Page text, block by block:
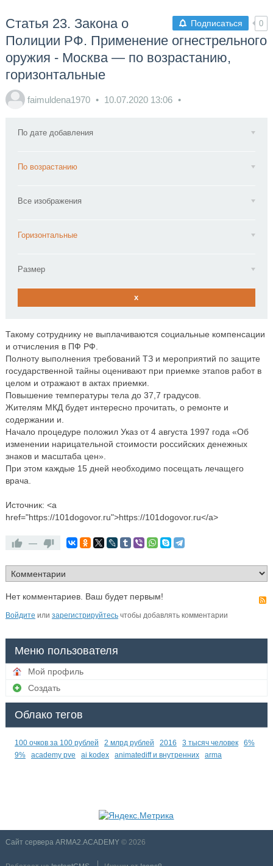
Подписаться 0
Статья 23. Закона о
Полиции РФ. Применение огнестрельного
оружия - Москва — по возрастанию,
горизонтальные
faimuldena1970 10.07.2020 13:06
По дате добавления
По возрастанию
Все изображения
Горизонтальные
Размер
x
Такому сотруднику не выплачиваются социальные компенсации
и отчисления в ПФ РФ.
Полноту выполнения требований ТЗ и мероприятий по защите
государственной тайны оценивают при приемке этапов работ в
целом и отражают в актах приемки.
Повышение температуры тела до 37,7 градусов.
Жителям МКД будет интересно прочитать, о ремонте и
содержании и.
Начало процедуре положил Указ от 4 августа 1997 года «Об
изменении нарицательной стоимости российских денежных
знаков и масштаба цен».
При этом каждые 15 дней необходимо посещать лечащего
врача.
Источник: <a
href="https://101dogovor.ru">https://101dogovor.ru</a>
—
Нет комментариев. Ваш будет первым!
Войдите или зарегистрируйтесьчтобы добавлять комментарии
Меню пользователя
Мой профиль
Создать
Облако тегов
100 очков за 100 рублей 2 млрд рублей 2016 3 тысяч человек
6%
9%
academy pve ai kodex animatediff и внутренних arma
Сайт сервера ARMA2.ACADEMY© 2026